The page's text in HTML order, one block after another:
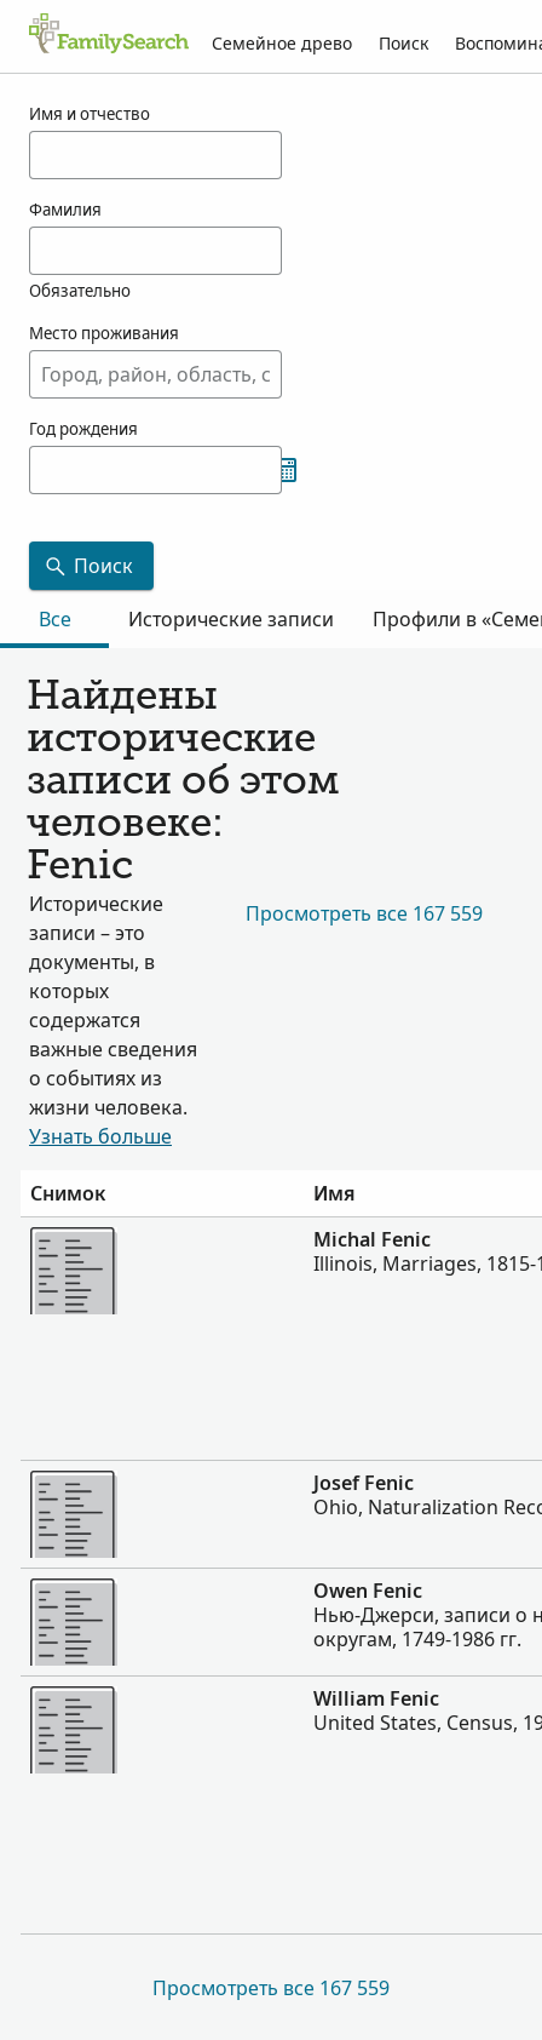
Семейное древо Поиск
Имя и отчество
Фамилия
Обязательно
Место проживания
Год рождения
Поиск
Все
Исторические записи Профили в
Найдены
исторические
записи об этом
человеке:
Fenic
Исторические
записи – это
документы, в
которых
содержатся
важные сведения
о событиях из
жизни человека.
Узнать больше
Просмотреть все 167 559
Снимок
Имя
Больше
Michal Fenic
Illinois, Marriages, 1815-
Больше
Josef Fenic
Ohio, Naturalization
Больше
Owen Fenic
Нью-Джерси, записи о
округам, 1749-1986 гг.
Больше
William Fenic
United States, Census,
Просмотреть все 167 559